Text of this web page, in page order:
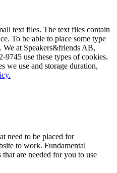
text files. The text files contain
To be able to place some type
We at Speakers&friends AB,
9745 use these types of cookies.
we use and storage duration,
need to be placed for
to work. Fundamental
are needed for you to use